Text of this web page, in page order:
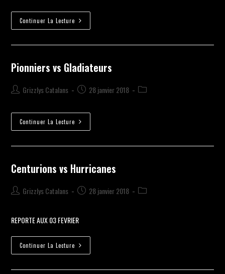
Continuer La Lecture
Pionniers vs Gladiateurs
Grizzlys Catalans 28 janvier 2018
Continuer La Lecture
Centurions vs Hurricanes
Grizzlys Catalans 28 janvier 2018
REPORTE AUX 03 FEVRIER
Continuer La Lecture